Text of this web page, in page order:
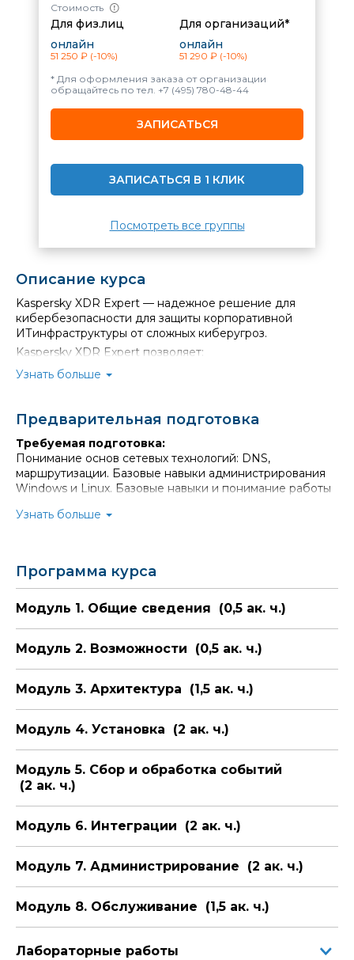
Стоимость
Для физ.лиц
онлайн
51 250 ₽ (-10%)
Для организаций*
онлайн
51 290 ₽ (-10%)
* Для оформления заказа от организации
обращайтесь по тел. +7 (495) 780-48-44
ЗАПИСАТЬСЯ
ЗАПИСАТЬСЯ В 1 КЛИК
Посмотреть все группы
Описание курса
Kaspersky XDR Expert — надежное решение для
кибербезопасности для защиты корпоративной
ИТинфраструктуры от сложных киберугроз.
Kaspersky XDR Expert позволяет:
Собирать телеметрию и хранить её в виде
собранные данные и выявлять угрозы.
комплексно оценивать уровень корпоративной
безопасности.
Анализировать этапы развития киберугроз
используя граф расследования.
Автоматически и вручную реагировать на угрозы,
Эффективно работать с собранными данными.
Интерфейс предоставляет пользователю
удобные методы взаимодействия, включая
контекстные действия по поиску и
реагированию, отображению данных,
построение графа расследования.
слушатель сможет спланировать и выполнить
развертывание и настройку решения, будет понимать
принципы использования решения и сможет выполнять
задачи по его обслуживанию.
Вопросы по выявлению, расследованию и
реагированию на угрозы рассматриваются в курсе KL
059.2.
Узнать больше
Предварительная подготовка
Требуемая подготовка:
Понимание основ сетевых технологий: DNS,
маршрутизации. Базовые навыки администрирования
Windows и Linux. Базовые навыки и понимание работы
современных угрозах и тенденциях развития
Узнать больше
Программа курса
Модуль 1. Общие сведения (0,5 ак. ч.)
Модуль 2. Возможности (0,5 ак. ч.)
Модуль 3. Архитектура (1,5 ак. ч.)
Модуль 4. Установка (2 ак. ч.)
Модуль 5. Сбор и обработка событий
(2 ак. ч.)
Модуль 6. Интеграции (2 ак. ч.)
Модуль 7. Администрирование (2 ак. ч.)
Модуль 8. Обслуживание (1,5 ак. ч.)
Лабораторные работы